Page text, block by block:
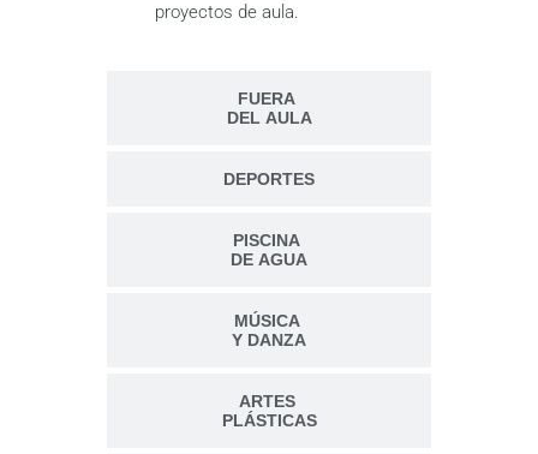
FUERA
DEL AULA
DEPORTES
PISCINA
DE AGUA
MÚSICA
Y DANZA
ARTES
PLÁSTICAS
proyectos de aula.